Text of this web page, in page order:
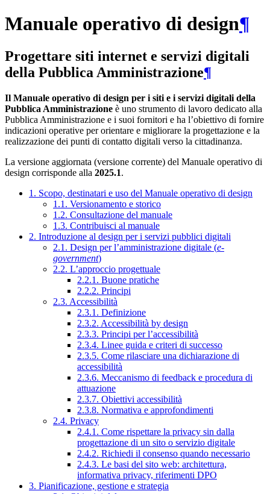
Manuale operativo di design¶
Progettare siti internet e servizi digitali
della Pubblica Amministrazione¶
Il Manuale operativo di design per i siti e i servizi digitali della
Pubblica Amministrazione è uno strumento di lavoro dedicato alla
Pubblica Amministrazione e i suoi fornitori e ha l’obiettivo di fornire
indicazioni operative per orientare e migliorare la progettazione e la
realizzazione dei punti di contatto digitali verso la cittadinanza.
La versione aggiornata (versione corrente) del Manuale operativo di
design corrisponde alla 2025.1.
1. Scopo, destinatari e uso del Manuale operativo di design
1.1. Versionamento e storico
1.2. Consultazione del manuale
1.3. Contribuisci al manuale
2. Introduzione al design per i servizi pubblici digitali
2.1. Design per l’amministrazione digitale (e-
government)
2.2. L’approccio progettuale
2.2.1. Buone pratiche
2.2.2. Principi
2.3. Accessibilità
2.3.1. Definizione
2.3.2. Accessibilità by design
2.3.3. Principi per l’accessibilità
2.3.4. Linee guida e criteri di successo
2.3.5. Come rilasciare una dichiarazione di
accessibilità
2.3.6. Meccanismo di feedback e procedura di
attuazione
2.3.7. Obiettivi accessibilità
2.3.8. Normativa e approfondimenti
2.4. Privacy
2.4.1. Come rispettare la privacy sin dalla
progettazione di un sito o servizio digitale
2.4.2. Richiedi il consenso quando necessario
2.4.3. Le basi del sito web: architettura,
informativa privacy, riferimenti DPO
3. Pianificazione, gestione e strategia